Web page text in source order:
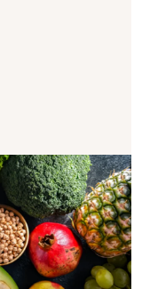
- so
erfordert
In diesem
sind